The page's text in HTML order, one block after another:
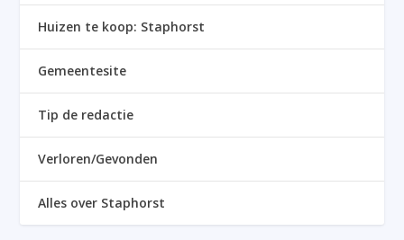
Huizen te koop: Staphorst
Gemeentesite
Tip de redactie
Verloren/Gevonden
Alles over Staphorst